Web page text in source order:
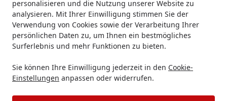
personalisieren und die Nutzung unserer Website zu
analysieren. Mit Ihrer Einwilligung stimmen Sie der
Verwendung von Cookies sowie der Verarbeitung Ihrer
persönlichen Daten zu, um Ihnen ein bestmögliches
Surferlebnis und mehr Funktionen zu bieten.
Sie können Ihre Einwilligung jederzeit in den Cookie-
Einstellungen anpassen oder widerrufen.
So finden Sie hier einfach und schnell alle Ersatzteile für
alle unsere Grills.
Schritt 1:
Geben Sie den genauenProduktnamen Ihres Grills
den Sie ein Ersatzteil benötigen, in das Suchfeld ein und